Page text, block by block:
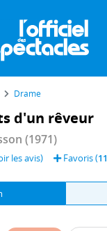
Drame
d'un rêveur
(1971)
les avis) Favoris (11